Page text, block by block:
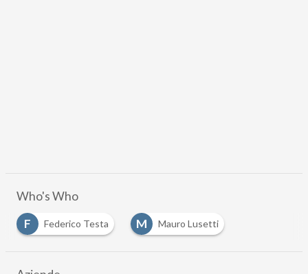
Who's Who
F
Federico Testa M Mauro Lusetti